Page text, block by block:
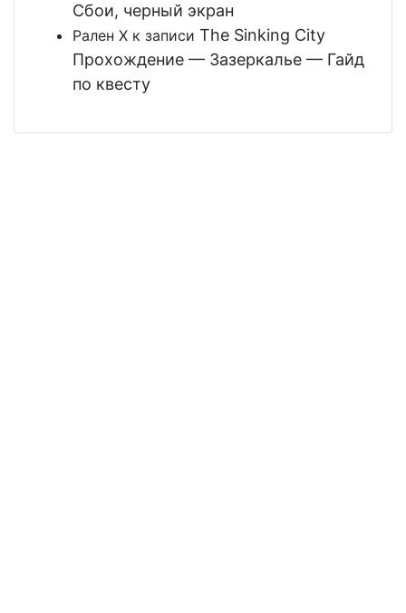
Сбои, черный экран
Рален Х к записи The Sinking City
Прохождение — Зазеркалье — Гайд
по квесту